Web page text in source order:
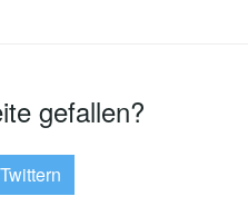
gefallen?
Twittern